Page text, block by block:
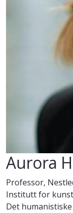
Aurora
Professor,
Institutt for
Det